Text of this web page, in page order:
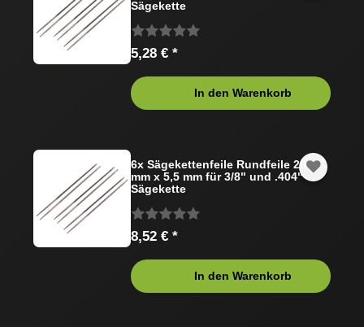
Sägekette
5,28 € *
In den Warenkorb
6x Sägekettenfeile Rundfeile 200
mm x 5,5 mm für 3/8" und .404"
Sägekette
8,52 € *
In den Warenkorb